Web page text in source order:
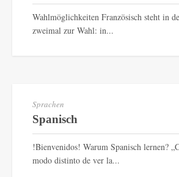
Wahlmöglichkeiten Französisch steht in
zweimal zur Wahl: in...
Sprachen
Spanisch
!Bienvenidos! Warum Spanisch lernen?
modo distinto de ver la...